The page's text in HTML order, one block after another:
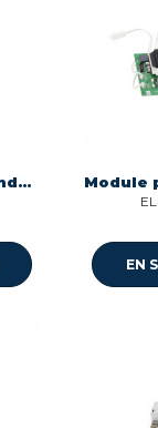
Module de commande programme pour machine a cafe Bosch 12032240
EN